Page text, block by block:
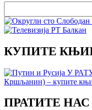
КУПИТЕ
ПРАТИТЕ